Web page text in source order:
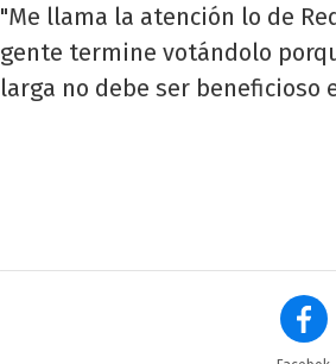
"Me llama la atención lo de
gente termine votándolo
larga no debe ser beneficioso